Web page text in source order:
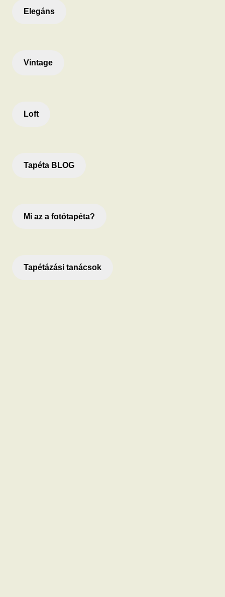
Elegáns
Vintage
Loft
Tapéta BLOG
Mi az a fotótapéta?
Tapétázási tanácsok